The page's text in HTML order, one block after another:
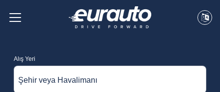
Alış Yeri
Şehir veya Havalimanı